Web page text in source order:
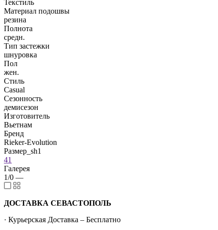
Текстиль
Материал подошвы
резина
Полнота
средн.
Тип застежки
шнуровка
Пол
жен.
Стиль
Casual
Сезонность
демисезон
Изготовитель
Вьетнам
Бренд
Rieker-Evolution
Размер_sh1
41
Галерея
1/0 —
ДОСТАВКА СЕВАСТОПОЛЬ
· Курьерская Доставка – Бесплатно